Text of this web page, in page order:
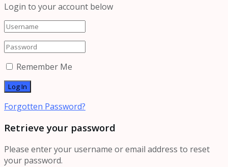
Login to your account below
Remember Me
Forgotten Password?
Retrieve your password
Please enter your username or email address to reset
your password.